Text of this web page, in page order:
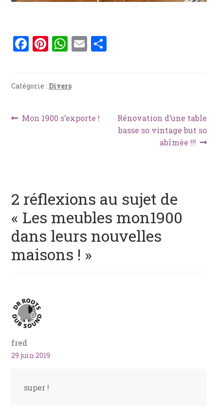
F
b
o
Pi
es
W
s
p
E P
Catégorie : Divers
Navigation
Article
Mon 1900 s’exporte !
Article
suivant :
Rénovation d’une table
basse so vintage but so
abîmée !!!
2 réflexions au sujet de
« Les meubles mon1900
dans leurs nouvelles
maisons ! »
fred
29 juin 2019
super !